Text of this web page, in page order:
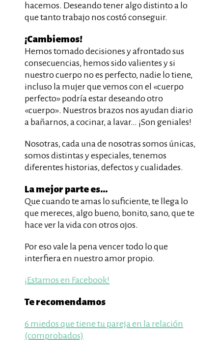
hacemos. Deseando tener algo distinto a lo
que tanto trabajo nos costó conseguir.
¡Cambiemos!
Hemos tomado decisiones y afrontado sus
consecuencias, hemos sido valientes y si
nuestro cuerpo no es perfecto, nadie lo tiene,
incluso la mujer que vemos con el «cuerpo
perfecto» podría estar deseando otro
«cuerpo». Nuestros brazos nos ayudan diario
a bañarnos, a cocinar, a lavar… ¡Son geniales!
Nosotras, cada una de nosotras somos únicas,
somos distintas y especiales, tenemos
diferentes historias, defectos y cualidades.
La mejor parte es…
Que cuando te amas lo suficiente, te llega lo
que mereces, algo bueno, bonito, sano, que te
hace ver la vida con otros ojos.
Por eso vale la pena vencer todo lo que
interfiera en nuestro amor propio.
¡Estamos en Facebook!
Te recomendamos
6 miedos que tiene tu pareja en la relación
(comprobados)